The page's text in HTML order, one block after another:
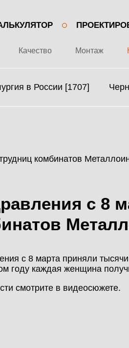
Качество Монтаж
О
в России [1707]
с 8
с 8 марта приняли
году каждая женщина
смотрите в видеосюжете.